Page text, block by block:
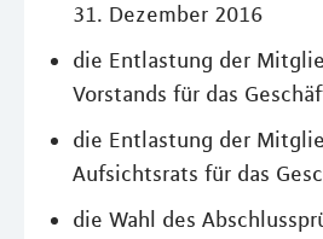
31. Dezember 2016
die Entlastung der
Vorstands für das
die Entlastung der
Aufsichtsrats für das
die Wahl des